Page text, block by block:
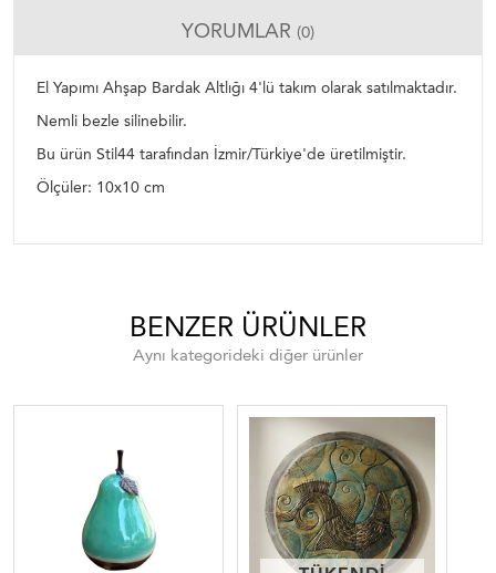
YORUMLAR (0)
El Yapımı Ahşap Bardak Altlığı 4'lü takım olarak satılmaktadır.
Nemli bezle silinebilir.
Bu ürün Stil44 tarafından İzmir/Türkiye'de üretilmiştir.
Ölçüler: 10x10 cm
BENZER ÜRÜNLER
Aynı kategorideki diğer ürünler